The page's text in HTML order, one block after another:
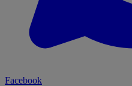
Facebook